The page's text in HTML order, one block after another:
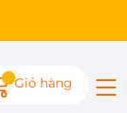
Giỏ hàng